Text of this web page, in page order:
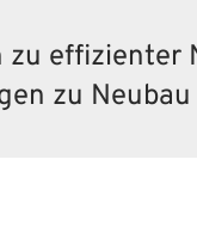
zu
zu